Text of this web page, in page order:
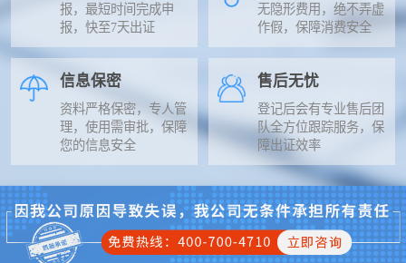
报，最短时间完成申
报，快至7天出证
无隐形费用，绝不弄虚
作假，保障消费安全
信息保密
资料严格保密，专人管
理，使用需审批，保障
您的信息安全
售后无忧
登记后会有专业售后团
队全方位跟踪服务，保
障出证效率